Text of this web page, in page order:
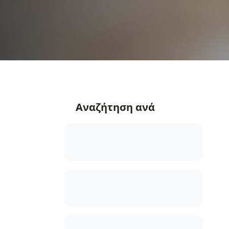
Αναζήτηση ανά